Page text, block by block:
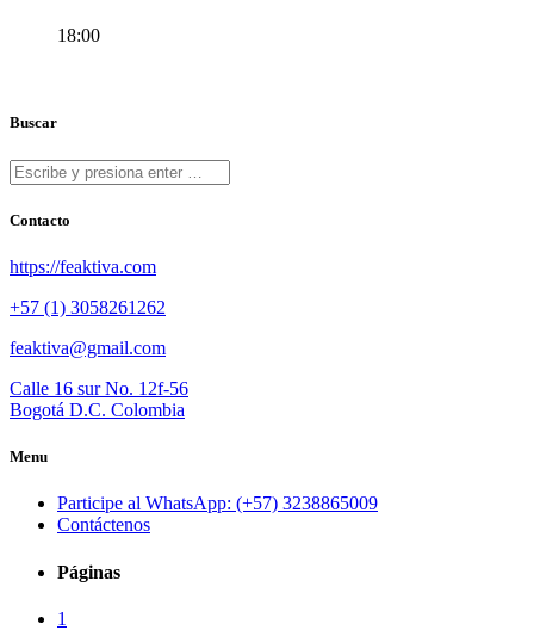
18:00
Buscar
Contacto
https://feaktiva.com
+57 (1) 3058261262
feaktiva@gmail.com
Calle 16 sur No. 12f-56
Bogotá D.C. Colombia
Menu
Participe al WhatsApp: (+57) 3238865009
Contáctenos
Páginas
1